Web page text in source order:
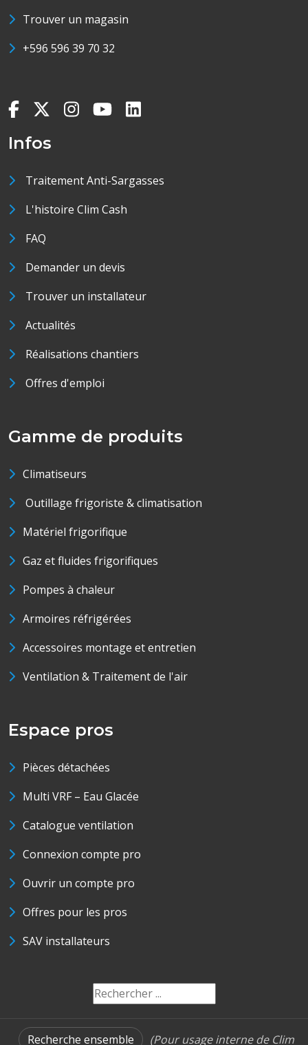
Trouver un magasin
+596 596 39 70 32
Infos
Traitement Anti-Sargasses
L'histoire Clim Cash
FAQ
Demander un devis
Trouver un installateur
Actualités
Réalisations chantiers
Offres d'emploi
Gamme de produits
Climatiseurs
Outillage frigoriste & climatisation
Matériel frigorifique
Gaz et fluides frigorifiques
Pompes à chaleur
Armoires réfrigérées
Accessoires montage et entretien
Ventilation & Traitement de l'air
Espace pros
Pièces détachées
Multi VRF – Eau Glacée
Catalogue ventilation
Connexion compte pro
Ouvrir un compte pro
Offres pour les pros
SAV installateurs
Recherche ensemble (Pour usage interne de Clim